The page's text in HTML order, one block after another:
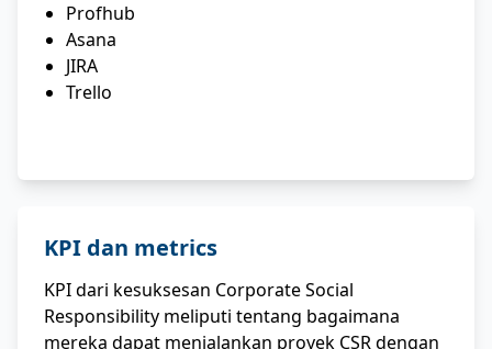
Profhub
Asana
JIRA
Trello
KPI dan metrics
KPI dari kesuksesan Corporate Social
Responsibility meliputi tentang bagaimana
mereka dapat menjalankan proyek CSR dengan